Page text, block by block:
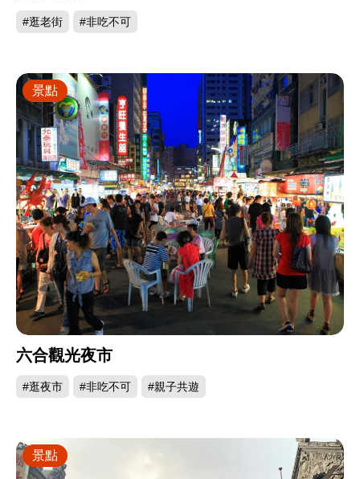
#逛老街 #非吃不可
六合觀光夜市
#逛夜市 #非吃不可 #親子共遊
景點
景點